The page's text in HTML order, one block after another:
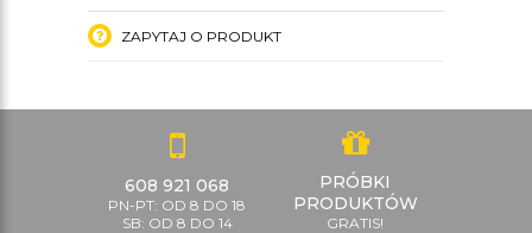
ZAPYTAJ O PRODUKT
608 921 068
PN-PT: OD 8 DO 18
SB: OD 8 DO 14
PRÓBKI
PRODUKTÓW
GRATIS!